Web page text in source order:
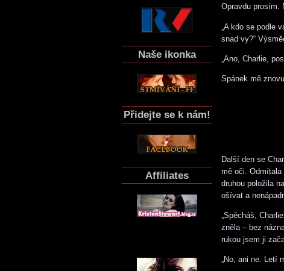
Naše ikonka
Přidejte se k nám!
Affiliates
Opravdu prosím.
„A kdo se podle
snad vy?“
„Ano, Charlie,
Spánek mě
Další den se
mě oči. Odmítala
druhou položila
ošívat a
„Spěcháš,
zněla – bez
rukou jsem ji
„No, ani ne. Letí